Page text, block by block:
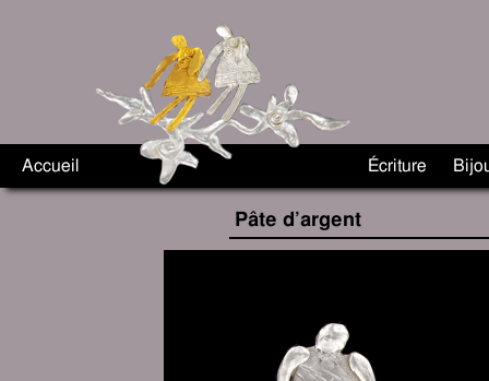
Accueil Écriture
Pâte d’argent